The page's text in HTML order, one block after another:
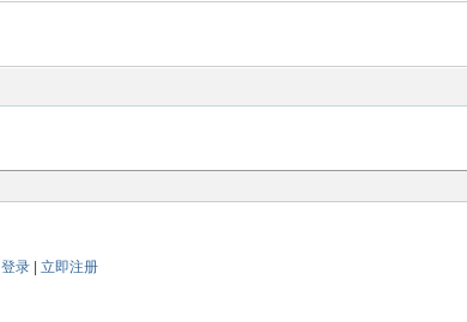
登录| 立即注册